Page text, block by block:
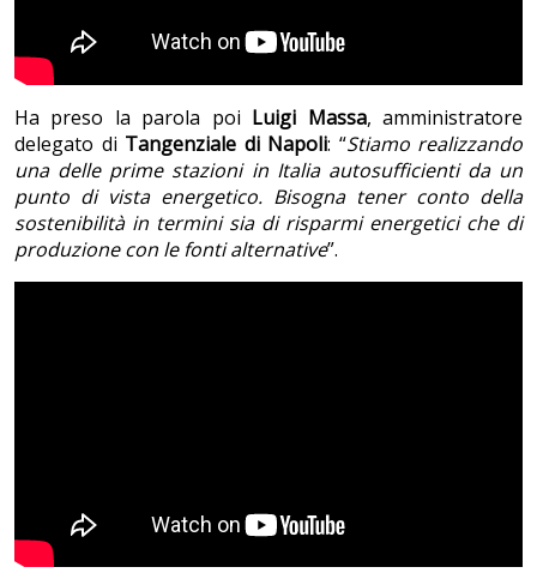
Ha preso la parola poi Luigi Massa, amministratore
delegato di Tangenziale di Napoli: “Stiamo realizzando
una delle prime stazioni in Italia autosufficienti da un
punto di vista energetico. Bisogna tener conto della
sostenibilità in termini sia di risparmi energetici che di
produzione con le fonti alternative”.